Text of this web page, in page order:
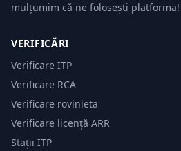
mulțumim că ne folosești platforma!
VERIFICĂRI
Verificare ITP
Verificare RCA
Verificare rovinieta
Verificare licență ARR
Stații ITP